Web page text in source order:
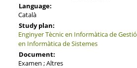
Language:
Català
Study plan:
Enginyer Tècnic en Informàtica de Gestió
en Informàtica de Sistemes
Document:
Examen ; Altres